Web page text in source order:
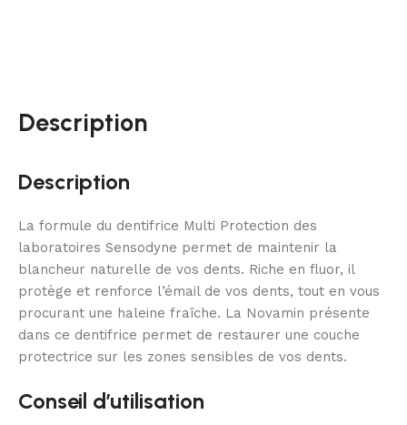
Description
Description
La formule du dentifrice Multi Protection des
laboratoires Sensodyne permet de maintenir la
blancheur naturelle de vos dents. Riche en fluor, il
protège et renforce l’émail de vos dents, tout en vous
procurant une haleine fraîche. La Novamin présente
dans ce dentifrice permet de restaurer une couche
protectrice sur les zones sensibles de vos dents.
Conseil d’utilisation